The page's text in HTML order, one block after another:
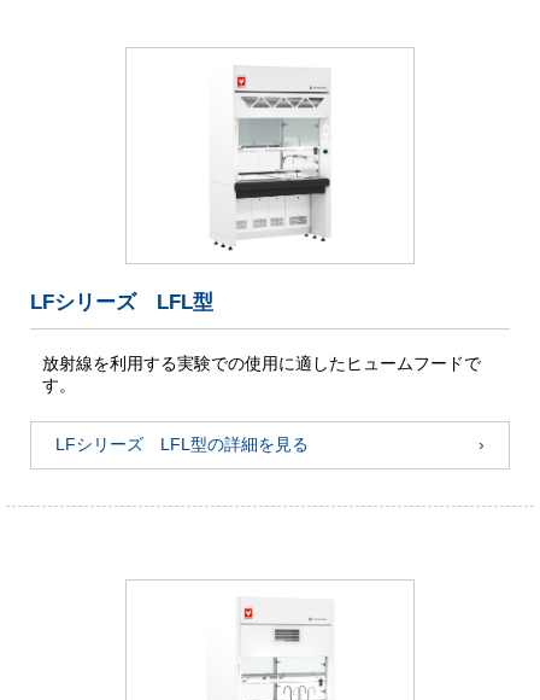
LFシリーズ LFL型
放射線を利用する実験での使用に適したヒュームフードで
す。
LFシリーズ LFL型の詳細を見る